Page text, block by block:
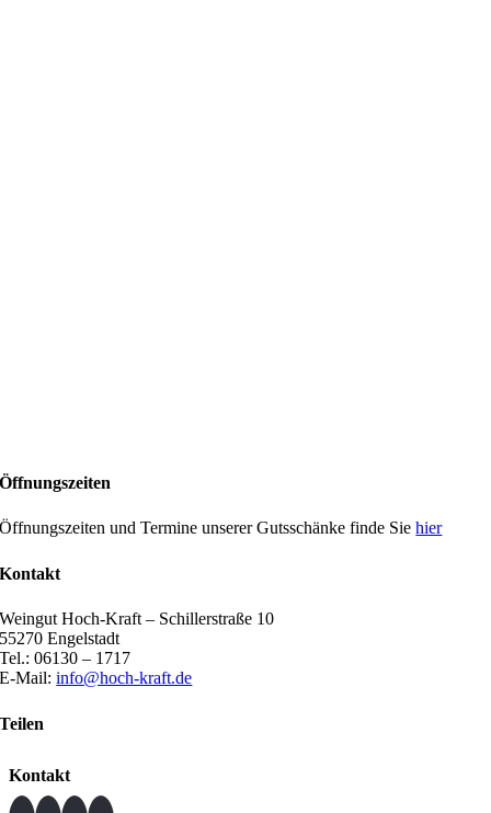
Öffnungszeiten
Öffnungszeiten und Termine unserer Gutsschänke finde Siehier
Kontakt
Weingut Hoch-Kraft – Schillerstraße 10
55270 Engelstadt
Tel.: 06130 – 1717
E-Mail:info@hoch-kraft.de
Teilen
Kontakt